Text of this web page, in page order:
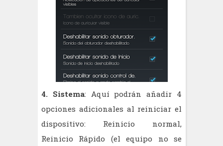
4. Sistema: Aquí podrán añadir 4
opciones adicionales al reiniciar el
dispositivo: Reinicio normal,
Reinicio Rápido (el equipo no se